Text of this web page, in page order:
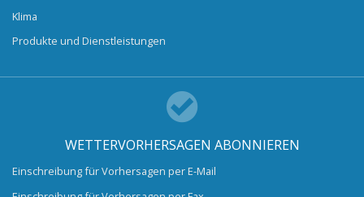
Klima
Produkte und Dienstleistungen
WETTERVORHERSAGEN ABONNIEREN
Einschreibung für Vorhersagen per E-Mail